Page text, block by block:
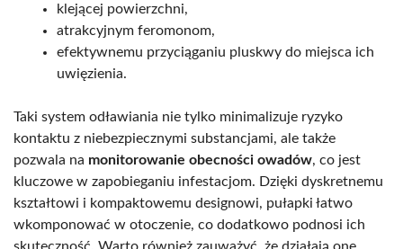
klejącej powierzchni,
atrakcyjnym feromonom,
efektywnemu przyciąganiu pluskwy do miejsca ich
uwięzienia.
Taki system odławiania nie tylko minimalizuje ryzyko
kontaktu z niebezpiecznymi substancjami, ale także
pozwala na monitorowanie obecności owadów, co jest
kluczowe w zapobieganiu infestacjom. Dzięki dyskretnemu
kształtowi i kompaktowemu designowi, pułapki łatwo
wkomponować w otoczenie, co dodatkowo podnosi ich
skuteczność. Warto również zauważyć, że działają one